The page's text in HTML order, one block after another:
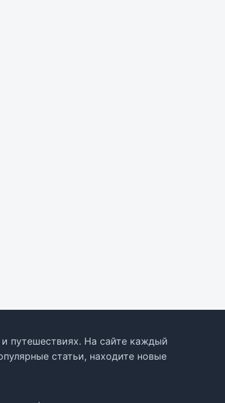
путешествиях. На сайте каждый
статьи, находите новые